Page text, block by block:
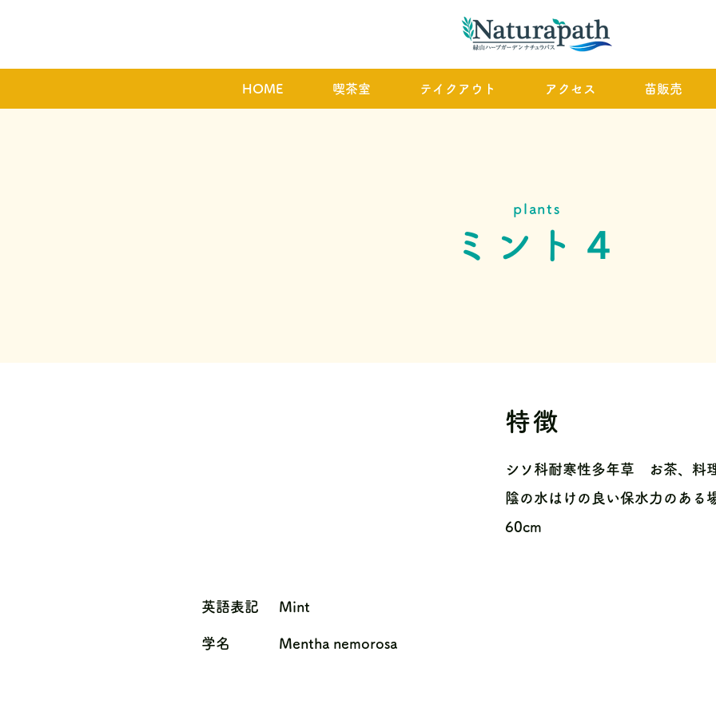
HOME 喫茶室 テイクアウト アクセス 苗販売
plants
ミント４
英語表記 Mint
学名 Mentha nemorosa
特徴
シソ科耐寒性多年草 お茶、料
陰の水はけの良い保水力のある
60cm